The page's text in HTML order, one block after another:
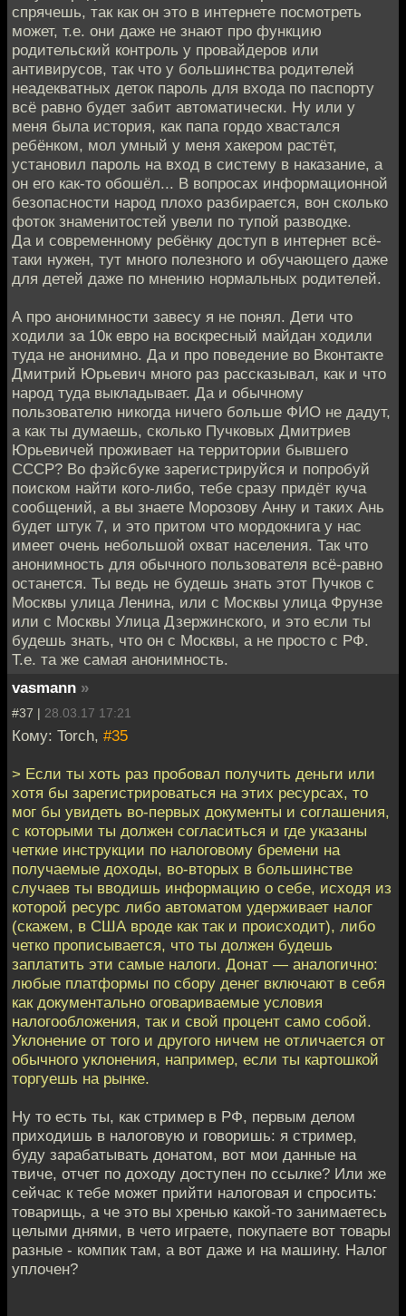
спрячешь, так как он это в интернете посмотреть
может, т.е. они даже не знают про функцию
родительский контроль у провайдеров или
антивирусов, так что у большинства родителей
неадекватных деток пароль для входа по паспорту
всё равно будет забит автоматически. Ну или у
меня была история, как папа гордо хвастался
ребёнком, мол умный у меня хакером растёт,
установил пароль на вход в систему в наказание, а
он его как-то обошёл... В вопросах информационной
безопасности народ плохо разбирается, вон сколько
фоток знаменитостей увели по тупой разводке.
Да и современному ребёнку доступ в интернет всё-
таки нужен, тут много полезного и обучающего даже
для детей даже по мнению нормальных родителей.
А про анонимности завесу я не понял. Дети что
ходили за 10к евро на воскресный майдан ходили
туда не анонимно. Да и про поведение во Вконтакте
Дмитрий Юрьевич много раз рассказывал, как и что
народ туда выкладывает. Да и обычному
пользователю никогда ничего больше ФИО не дадут,
а как ты думаешь, сколько Пучковых Дмитриев
Юрьевичей проживает на территории бывшего
СССР? Во фэйсбуке зарегистрируйся и попробуй
поиском найти кого-либо, тебе сразу придёт куча
сообщений, а вы знаете Морозову Анну и таких Ань
будет штук 7, и это притом что мордокнига у нас
имеет очень небольшой охват населения. Так что
анонимность для обычного пользователя всё-равно
останется. Ты ведь не будешь знать этот Пучков с
Москвы улица Ленина, или с Москвы улица Фрунзе
или с Москвы Улица Дзержинского, и это если ты
будешь знать, что он с Москвы, а не просто с РФ.
Т.е. та же самая анонимность.
vasmann »
#37 | 28.03.17 17:21
Кому: Torch, #35
> Если ты хоть раз пробовал получить деньги или
хотя бы зарегистрироваться на этих ресурсах, то
мог бы увидеть во-первых документы и соглашения,
с которыми ты должен согласиться и где указаны
четкие инструкции по налоговому бремени на
получаемые доходы, во-вторых в большинстве
случаев ты вводишь информацию о себе, исходя из
которой ресурс либо автоматом удерживает налог
(скажем, в США вроде как так и происходит), либо
четко прописывается, что ты должен будешь
заплатить эти самые налоги. Донат — аналогично:
любые платформы по сбору денег включают в себя
как документально оговариваемые условия
налогообложения, так и свой процент само собой.
Уклонение от того и другого ничем не отличается от
обычного уклонения, например, если ты картошкой
торгуешь на рынке.
Ну то есть ты, как стример в РФ, первым делом
приходишь в налоговую и говоришь: я стример,
буду зарабатывать донатом, вот мои данные на
твиче, отчет по доходу доступен по ссылке? Или же
сейчас к тебе может прийти налоговая и спросить:
товарищь, а че это вы хренью какой-то занимаетесь
целыми днями, в чето играете, покупаете вот товары
разные - компик там, а вот даже и на машину. Налог
уплочен?